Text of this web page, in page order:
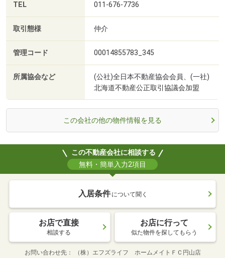
TEL 011-676-7736
取引態様 仲介
管理コード 00014855783_345
所属協会など
(公社)全日本不動産協会会員、(一社)
北海道不動産公正取引協議会加盟
この会社の他の物件情報を見る
この不動産会社に相談する
無料・簡単入力2項目
入居条件 について聞く
お店で直接
相談する
お店に行って
似た物件を探してもらう
お問い合わせ先 （株）エフズライフ ホームメイトＦＣ円山店